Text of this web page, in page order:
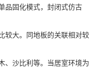
品固化模式，封闭式仿古
较大。同地板的关联相对较
、沙比利等。当居室环境为